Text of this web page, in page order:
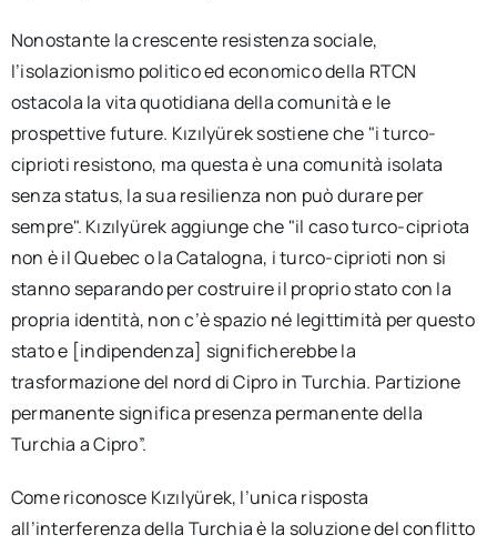
Nonostante la crescente resistenza sociale,
l’isolazionismo politico ed economico della RTCN
ostacola la vita quotidiana della comunità e le
prospettive future. Kızılyürek sostiene che "i turco-
ciprioti resistono, ma questa è una comunità isolata
senza status, la sua resilienza non può durare per
sempre". Kızılyürek aggiunge che "il caso turco-cipriota
non è il Quebec o la Catalogna, i turco-ciprioti non si
stanno separando per costruire il proprio stato con la
propria identità, non c’è spazio né legittimità per questo
stato e [indipendenza] significherebbe la
trasformazione del nord di Cipro in Turchia. Partizione
permanente significa presenza permanente della
Turchia a Cipro”.
Come riconosce Kızılyürek, l’unica risposta
all’interferenza della Turchia è la soluzione del conflitto